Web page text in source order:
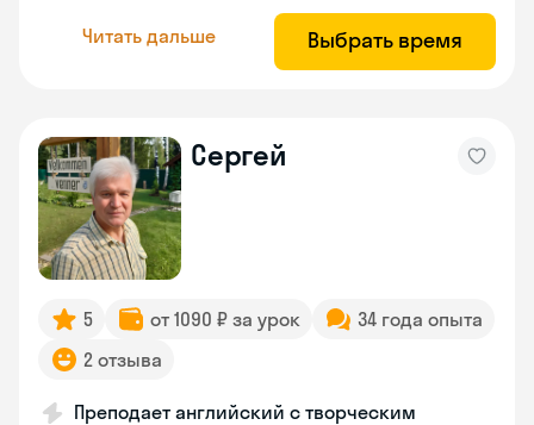
Читать дальше Выбрать время
Сергей
5 от 1090 ₽ за урок
34 года опыта
2 отзыва
Преподает английский с творческим